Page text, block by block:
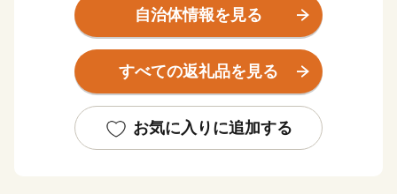
特に桜は全国屈指の名所として知られており、中でも
「さくら名所百選」のひとつに認定された「船岡城址公
園（ふなおかじょうしこうえん）」や白石川沿いに広が
る「一目千本桜（ひとめせんぼんざくら）」には毎年内
平成27年3月にはこの2つの名所を繋ぐ「しばた千桜橋
（せんおうきょう）」が開通。2つの名所を楽しめるス
自治体情報を見る
すべての返礼品を見る
お気に入りに追加する